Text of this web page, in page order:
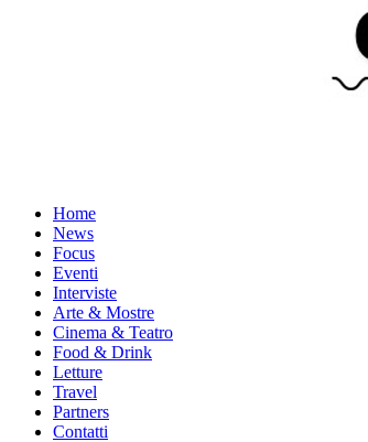
Home
News
Focus
Eventi
Interviste
Arte & Mostre
Cinema & Teatro
Food & Drink
Letture
Travel
Partners
Contatti